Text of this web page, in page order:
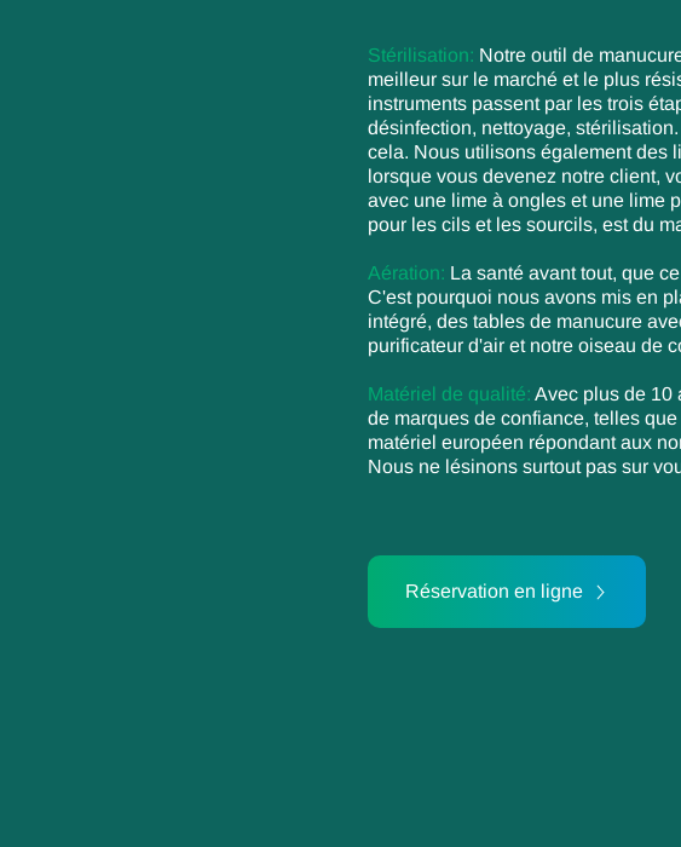
Stérilisation: Notre outil de
meilleur sur le marché et le plus
instruments passent par les trois
désinfection, nettoyage,
cela. Nous utilisons également des
lorsque vous devenez notre client,
avec une lime à ongles et une lime
pour les cils et les sourcils, est du
Aération: La santé avant tout, que
C'est pourquoi nous avons mis en
intégré, des tables de manucure
purificateur d'air et notre oiseau de
Matériel de qualité: Avec plus de 10
de marques de confiance, telles
matériel européen répondant aux
Nous ne lésinons surtout pas sur
Réservation en ligne